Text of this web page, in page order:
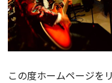
この度ホームページを